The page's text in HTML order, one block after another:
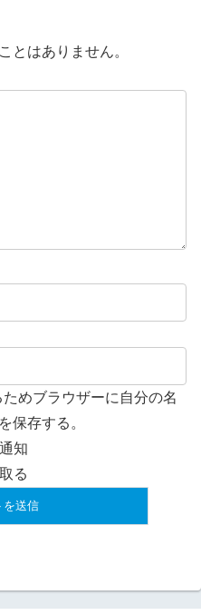
とはありません。
めブラウザーに自分の名
保存する。
知
る